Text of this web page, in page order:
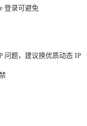
登录可避免
问题，建议换优质动态 IP